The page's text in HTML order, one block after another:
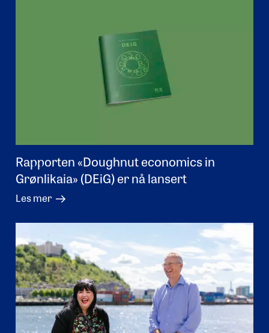
Rapporten «Doughnut economics in
Grønlikaia» (DEiG) er nå lansert
Les mer